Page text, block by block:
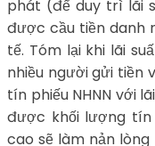
phát (để duy trì lãi
được cầu tiền danh
tế. Tóm lại khi lãi
nhiều người gửi tiền
tín phiếu NHNN với
được khối lượng tín
cao sẽ làm nản